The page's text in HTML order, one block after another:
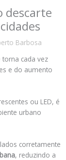
descarte
Barbosa
cada vez
e do aumento
ou LED, é
urbano
corretamente
, reduzindo a